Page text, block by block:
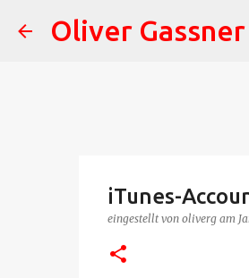
Oliver
iTunes-
eingestellt von oliverg am